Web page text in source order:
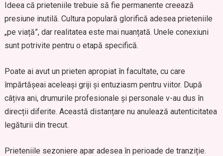
Ideea că prieteniile trebuie să fie permanente creează
presiune inutilă. Cultura populară glorifică adesea prieteniile
„pe viață”, dar realitatea este mai nuanțată. Unele conexiuni
sunt potrivite pentru o etapă specifică.
Poate ai avut un prieten apropiat în facultate, cu care
împărtășeai aceleași griji și entuziasm pentru viitor. După
câțiva ani, drumurile profesionale și personale v-au dus în
direcții diferite. Această distanțare nu anulează autenticitatea
legăturii din trecut.
Prieteniile sezoniere apar adesea în perioade de tranziție.